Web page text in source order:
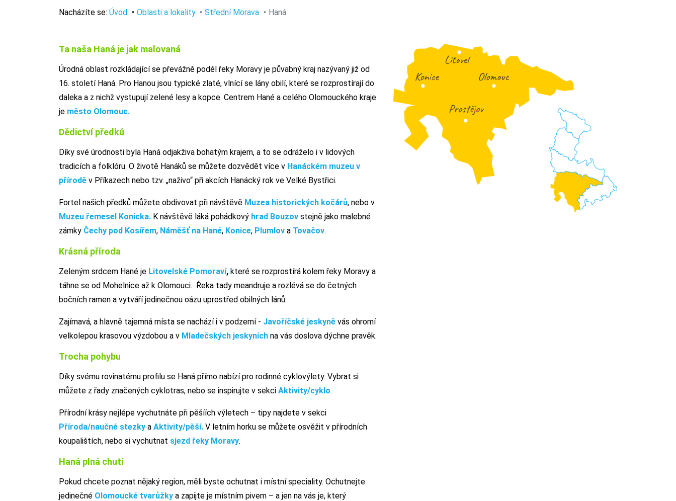
Nacházíte se: Úvod Oblasti a lokality Střední Morava Haná
Ta naša Haná je jak malovaná
Úrodná oblast rozkládající se převážně podél řeky Moravy je půvabný kraj nazývaný již od
16. století Haná. Pro Hanou jsou typické zlaté, vlnící se lány obilí, které se rozprostírají do
daleka a z nichž vystupují zelené lesy a kopce. Centrem Hané a celého Olomouckého kraje
je město Olomouc.
Dědictví předků
Díky své úrodnosti byla Haná odjakživa bohatým krajem, a to se odráželo i v lidových
tradicích a folklóru. O životě Hanáků se můžete dozvědět více v Hanáckém muzeu v
přírodě v Příkazech nebo tzv. „naživo“ při akcích Hanácký rok ve Velké Bystřici.
Fortel našich předků můžete obdivovat při návštěvě Muzea historických kočárů, nebo v
Muzeu řemesel Konicka. K návštěvě láká pohádkový hrad Bouzov stejně jako malebné
zámky Čechy pod Kosířem, Náměšť na Hané, Konice, Plumlov a Tovačov.
Krásná příroda
Zeleným srdcem Hané je Litovelské Pomoraví, které se rozprostírá kolem řeky Moravy a
táhne se od Mohelnice až k Olomouci. Řeka tady meandruje a rozlévá se do četných
bočních ramen a vytváří jedinečnou oázu uprostřed obilných lánů.
Zajímavá, a hlavně tajemná místa se nachází i v podzemí - Javoříčské jeskyně vás ohromí
velkolepou krasovou výzdobou a v Mladečských jeskyních na vás doslova dýchne pravěk.
Trocha pohybu
Díky svému rovinatému profilu se Haná přímo nabízí pro rodinné cyklovýlety. Vybrat si
můžete z řady značených cyklotras, nebo se inspirujte v sekci Aktivity/cyklo.
Přírodní krásy nejlépe vychutnáte při pěšíích výletech – tipy najdete v sekci
Příroda/naučné stezky a Aktivity/pěší. V letním horku se můžete osvěžit v přírodních
koupalištích, nebo si vychutnat sjezd řeky Moravy.
Haná plná chutí
Pokud chcete poznat nějaký region, měli byste ochutnat i místní speciality. Ochutnejte
jedinečné Olomoucké tvarůžky a zapijte je místním pivem – a jen na vás je, který